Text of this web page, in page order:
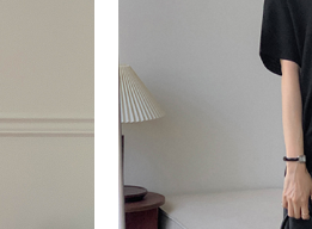
요가복